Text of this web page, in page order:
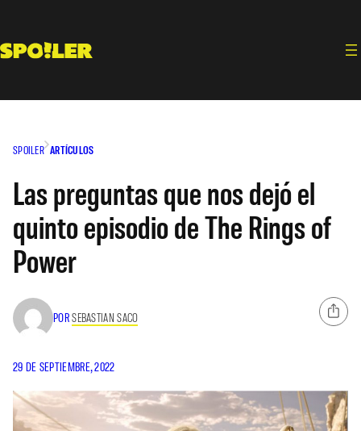
contenido
SPOILER ARTÍCULOS
Las preguntas que nos dejó el
quinto episodio de The Rings of
Power
PORSEBASTIAN SACO
29 DE SEPTIEMBRE, 2022